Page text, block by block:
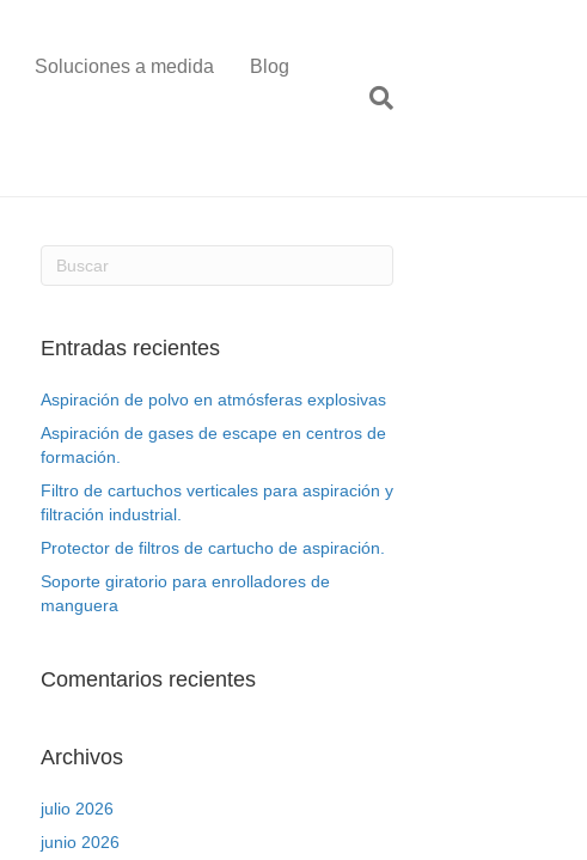
Soluciones a medida Blog
Entradas recientes
Aspiración de polvo en atmósferas explosivas
Aspiración de gases de escape en centros de
formación.
Filtro de cartuchos verticales para aspiración y
filtración industrial.
Protector de filtros de cartucho de aspiración.
Soporte giratorio para enrolladores de
manguera
Comentarios recientes
Archivos
julio 2026
junio 2026